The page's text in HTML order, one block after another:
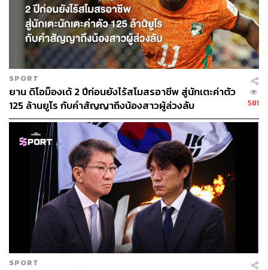
SPORT
ยาน ดิโอม็องเด้ 2 ปีก่อนยังไร้สโมสรอาชีพ สู่นักเตะค่าตัว
125 ล้านยูโร กับคำสัญญาถึงน้องสาวผู้ล่วงลับ
581
SPORT